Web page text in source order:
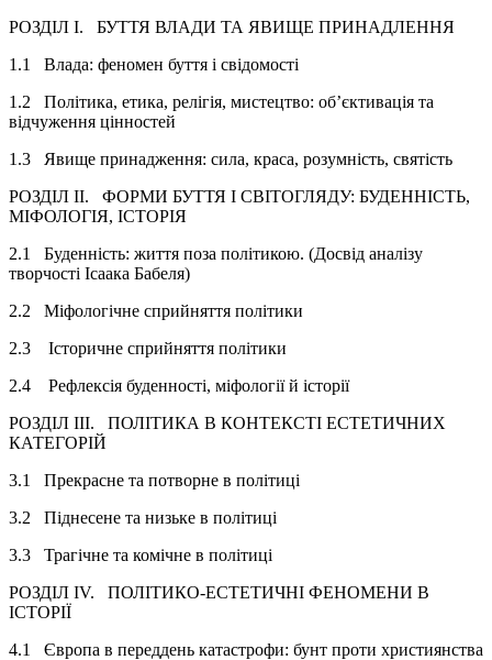
РОЗДІЛ I. БУТТЯ ВЛАДИ ТА ЯВИЩЕ ПРИНАДЛЕННЯ
1.1 Влада: феномен буття і свідомості
1.2 Політика, етика, релігія, мистецтво: об’єктивація та
відчуження цінностей
1.3 Явище принадження: сила, краса, розумність, святість
РОЗДІЛ II. ФОРМИ БУТТЯ І СВІТОГЛЯДУ: БУДЕННІСТЬ,
МІФОЛОГІЯ, ІСТОРІЯ
2.1 Буденність: життя поза політикою. (Досвід аналізу
творчості Ісаака Бабеля)
2.2 Міфологічне сприйняття політики
2.3 Історичне сприйняття політики
2.4 Рефлексія буденності, міфології й історії
РОЗДІЛ III. ПОЛІТИКА В КОНТЕКСТІ ЕСТЕТИЧНИХ
КАТЕГОРІЙ
3.1 Прекрасне та потворне в політиці
3.2 Піднесене та низьке в політиці
3.3 Трагічне та комічне в політиці
РОЗДІЛ IV. ПОЛІТИКО-ЕСТЕТИЧНІ ФЕНОМЕНИ В
ІСТОРІЇ
4.1 Європа в переддень катастрофи: бунт проти християнства